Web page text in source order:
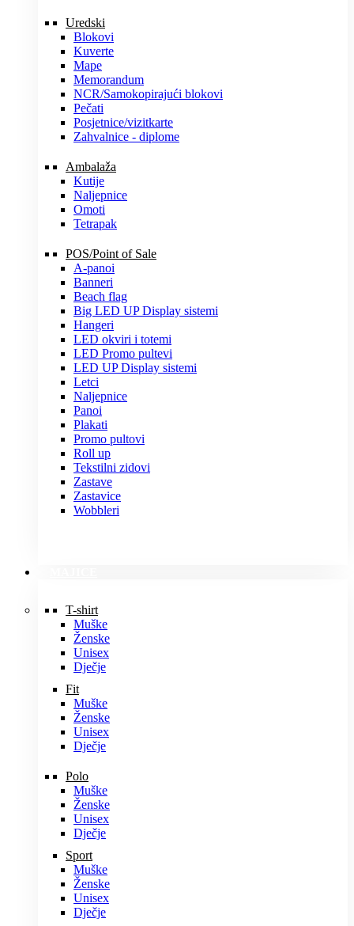
Uredski
Blokovi
Kuverte
Mape
Memorandum
NCR/Samokopirajući blokovi
Pečati
Posjetnice/vizitkarte
Zahvalnice - diplome
Ambalaža
Kutije
Naljepnice
Omoti
Tetrapak
POS/Point of Sale
A-panoi
Banneri
Beach flag
Big LED UP Display sistemi
Hangeri
LED okviri i totemi
LED Promo pultevi
LED UP Display sistemi
Letci
Naljepnice
Panoi
Plakati
Promo pultovi
Roll up
Tekstilni zidovi
Zastave
Zastavice
Wobbleri
T-shirt
Muške
Ženske
Unisex
Dječje
Fit
Muške
Ženske
Unisex
Dječje
Polo
Muške
Ženske
Unisex
Dječje
Sport
Muške
Ženske
Unisex
Dječje